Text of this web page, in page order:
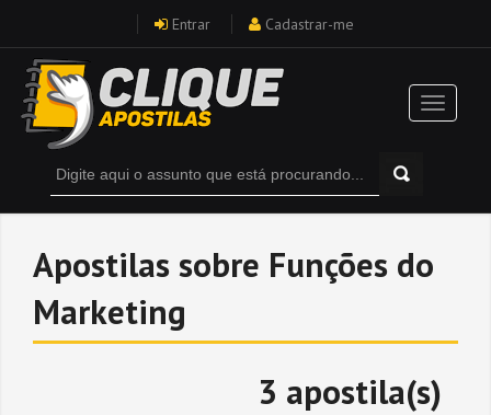
Entrar Cadastrar-me
Apostilas sobre Funções do
Marketing
3 apostila(s)